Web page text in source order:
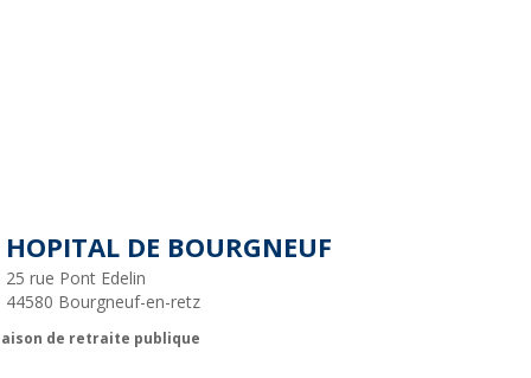
HOPITAL DE BOURGNEUF
25 rue Pont Edelin
44580 Bourgneuf-en-retz
de retraite publique